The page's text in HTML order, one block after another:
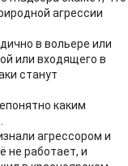
агрессии
в вольере или
или входящего в
станут
каким
агрессором и
не работает, и